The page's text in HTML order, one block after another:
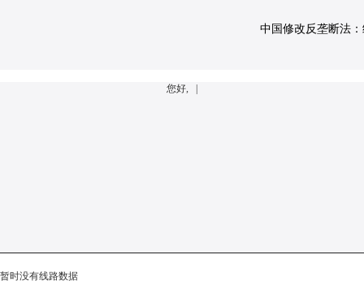
中国修改反垄断法
您好, |
暂时没有线路数据